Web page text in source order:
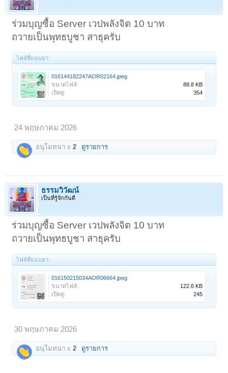
ร่วมบุญซื้อ Server เวปพลังจิต 10 บาท
ถวายเป็นพุทธบูชา สาธุครับ
ไฟล์ที่แนบมา:
016144182247AOR02164.jpeg
ขนาดไฟล์:
88.8 KB
เปิดดู:
354
24 พฤษภาคม 2026
อนุโมทนา x2 ดูรายการ
ธรรมวิวัฒน์
เป็นที่รู้จักกันดี
ร่วมบุญซื้อ Server เวปพลังจิต 10 บาท
ถวายเป็นพุทธบูชา สาธุครับ
ไฟล์ที่แนบมา:
016150215034AOR06664.jpeg
ขนาดไฟล์:
122.6 KB
เปิดดู:
245
30 พฤษภาคม 2026
อนุโมทนา x2 ดูรายการ